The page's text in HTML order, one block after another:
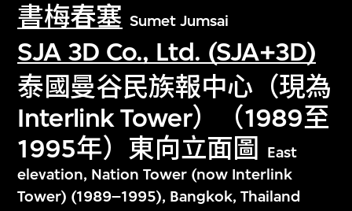
書梅春塞 Sumet Jumsai
SJA 3D Co., Ltd. (SJA+3D)
泰國曼谷民族報中心（現為
Interlink Tower）（1989至
1995年）東向立面圖
East
elevation, Nation Tower (now Interlink
Tower) (1989–1995), Bangkok, Thailand